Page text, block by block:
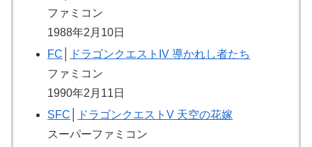
ファミコン
1988年2月10日
FC
ドラゴンクエストIV 導かれし者たち
ファミコン
1990年2月11日
SFC
ドラゴンクエストV 天空の花嫁
スーパーファミコン